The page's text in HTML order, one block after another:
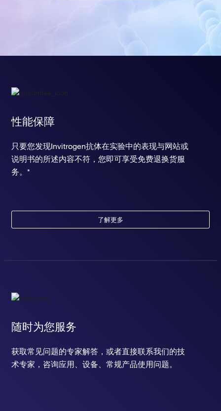
性能保障
只要您发现Invitrogen抗体在实验中的表现与网站或
说明书的所述内容不符，您即可享受免费退换货服
务。*
了解更多
随时为您服务
获取常见问题的专家解答，或者直接联系我们的技
术专家，咨询应用、设备、常规产品使用问题。